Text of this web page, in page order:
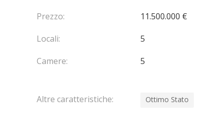
Prezzo:
11.500.000 €
Locali:
5
Camere:
5
Altre caratteristiche: Ottimo Stato